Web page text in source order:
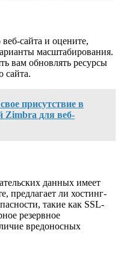
сайта и оцените,
масштабирования.
вам обновлять ресурсы
сайта.
присутствие в
Zimbra для веб-
данных имеет
предлагает ли хостинг-
такие как SSL-
резервное
вредоносных